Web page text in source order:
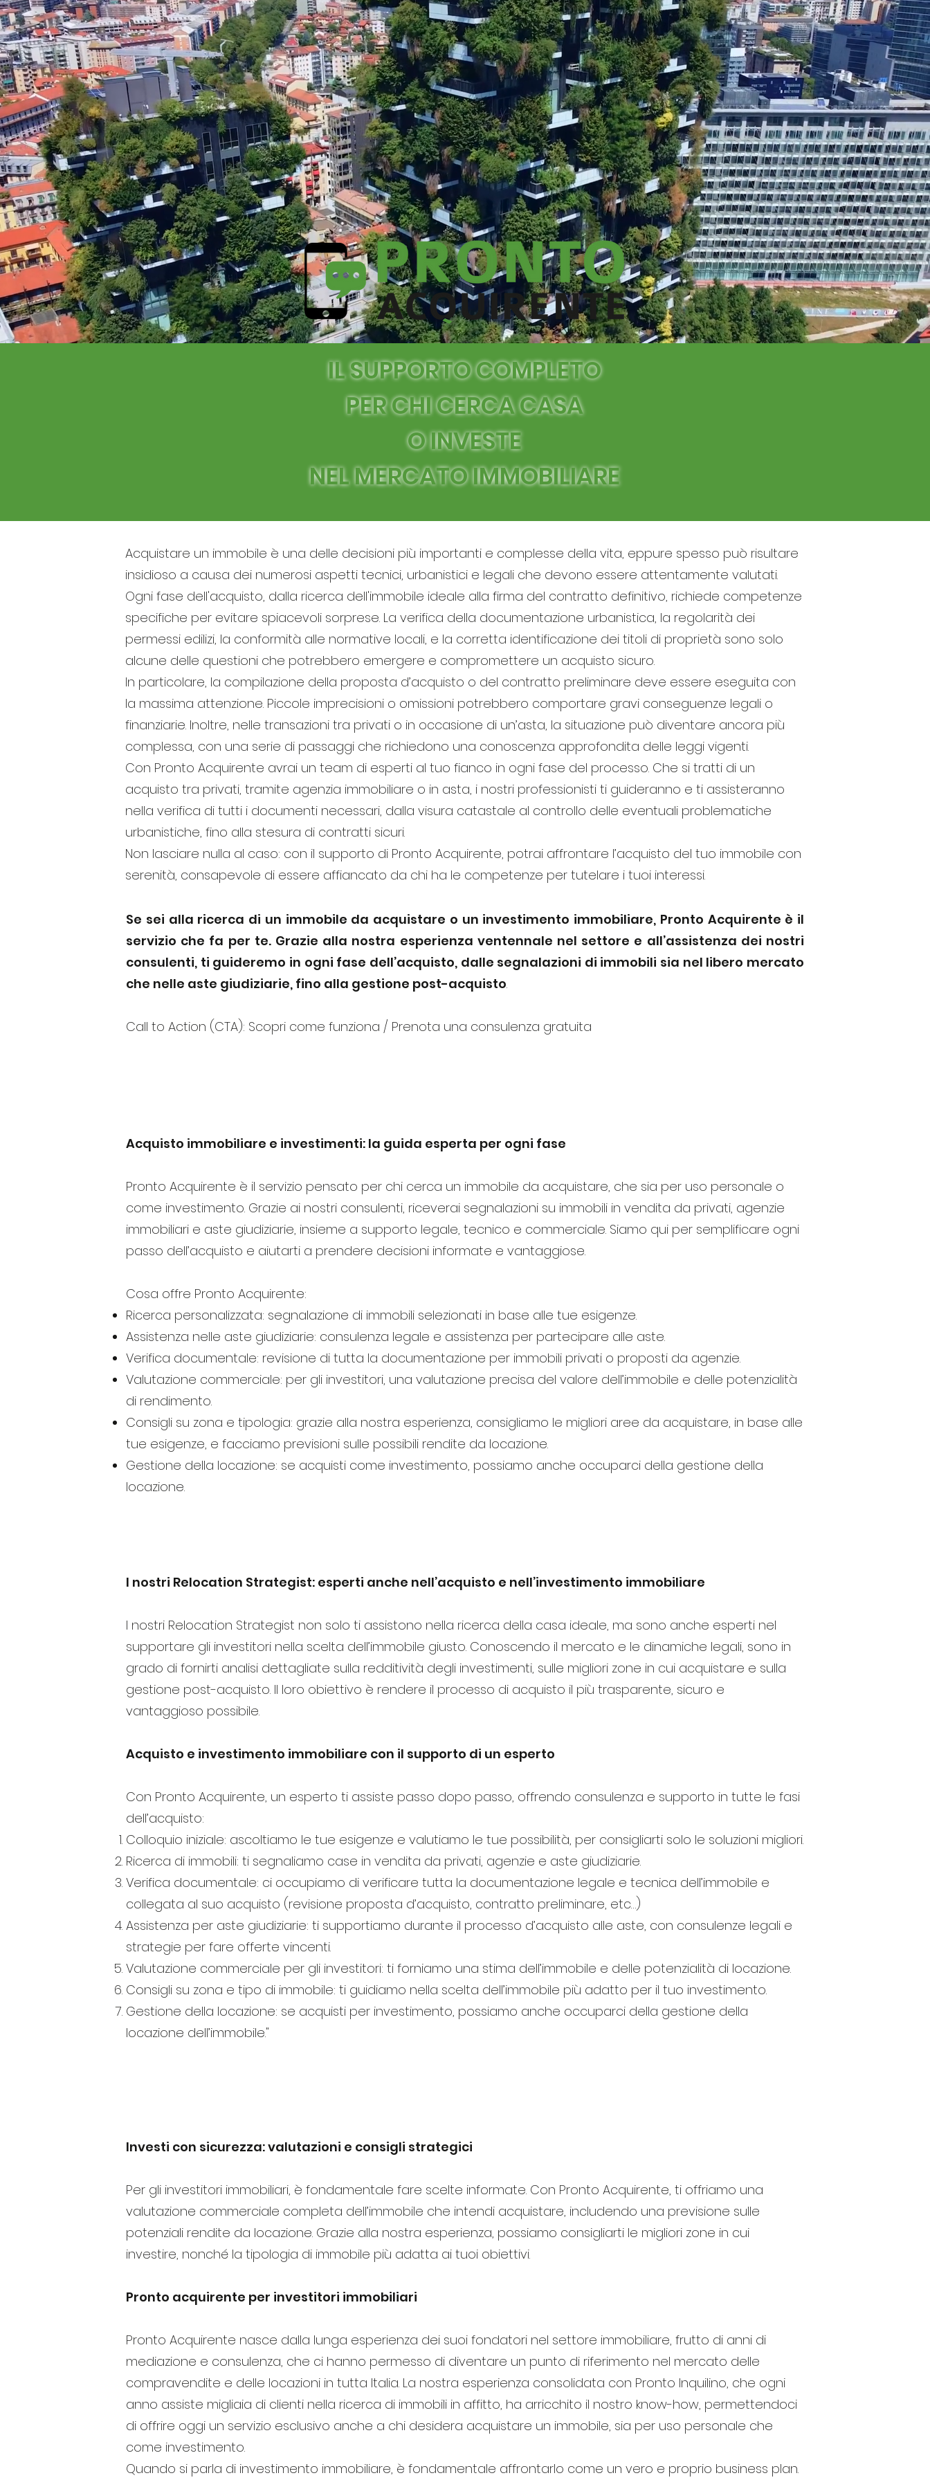
IL SUPPORTO COMPLETO
PER CHI CERCA CASA
O INVESTE
NEL MERCATO IMMOBILIARE
Acquistare un immobile è una delle decisioni più importanti e complesse della vita, eppure spesso può risultare
insidioso a causa dei numerosi aspetti tecnici, urbanistici e legali che devono essere attentamente valutati.
Ogni fase dell'acquisto, dalla ricerca dell'immobile ideale alla firma del contratto definitivo, richiede competenze
specifiche per evitare spiacevoli sorprese. La verifica della documentazione urbanistica, la regolarità dei
permessi edilizi, la conformità alle normative locali, e la corretta identificazione dei titoli di proprietà sono solo
alcune delle questioni che potrebbero emergere e compromettere un acquisto sicuro.
In particolare, la compilazione della proposta d’acquisto o del contratto preliminare deve essere eseguita con
la massima attenzione. Piccole imprecisioni o omissioni potrebbero comportare gravi conseguenze legali o
finanziarie. Inoltre, nelle transazioni tra privati o in occasione di un’asta, la situazione può diventare ancora più
complessa, con una serie di passaggi che richiedono una conoscenza approfondita delle leggi vigenti.
Con Pronto Acquirente avrai un team di esperti al tuo fianco in ogni fase del processo. Che si tratti di un
acquisto tra privati, tramite agenzia immobiliare o in asta, i nostri professionisti ti guideranno e ti assisteranno
nella verifica di tutti i documenti necessari, dalla visura catastale al controllo delle eventuali problematiche
urbanistiche, fino alla stesura di contratti sicuri.
Non lasciare nulla al caso: con il supporto di Pronto Acquirente, potrai affrontare l’acquisto del tuo immobile con
serenità, consapevole di essere affiancato da chi ha le competenze per tutelare i tuoi interessi.
Se sei alla ricerca di un immobile da acquistare o un investimento immobiliare, Pronto Acquirente è il
servizio che fa per te. Grazie alla nostra esperienza ventennale nel settore e all’assistenza dei nostri
consulenti, ti guideremo in ogni fase dell’acquisto, dalle segnalazioni di immobili sia nel libero mercato
che nelle aste giudiziarie, fino alla gestione post-acquisto.
Call to Action (CTA): Scopri come funziona / Prenota una consulenza gratuita
Acquisto immobiliare e investimenti: la guida esperta per ogni fase
Pronto Acquirente è il servizio pensato per chi cerca un immobile da acquistare, che sia per uso personale o
come investimento. Grazie ai nostri consulenti, riceverai segnalazioni su immobili in vendita da privati, agenzie
immobiliari e aste giudiziarie, insieme a supporto legale, tecnico e commerciale. Siamo qui per semplificare ogni
passo dell’acquisto e aiutarti a prendere decisioni informate e vantaggiose.
Cosa offre Pronto Acquirente:
Ricerca personalizzata: segnalazione di immobili selezionati in base alle tue esigenze.
Assistenza nelle aste giudiziarie: consulenza legale e assistenza per partecipare alle aste.
Verifica documentale: revisione di tutta la documentazione per immobili privati o proposti da agenzie.
Valutazione commerciale: per gli investitori, una valutazione precisa del valore dell’immobile e delle potenzialità
di rendimento.
Consigli su zona e tipologia: grazie alla nostra esperienza, consigliamo le migliori aree da acquistare, in base alle
tue esigenze, e facciamo previsioni sulle possibili rendite da locazione.
Gestione della locazione: se acquisti come investimento, possiamo anche occuparci della gestione della
locazione.
I nostri Relocation Strategist: esperti anche nell’acquisto e nell’investimento immobiliare
I nostri Relocation Strategist non solo ti assistono nella ricerca della casa ideale, ma sono anche esperti nel
supportare gli investitori nella scelta dell’immobile giusto. Conoscendo il mercato e le dinamiche legali, sono in
grado di fornirti analisi dettagliate sulla redditività degli investimenti, sulle migliori zone in cui acquistare e sulla
gestione post-acquisto. Il loro obiettivo è rendere il processo di acquisto il più trasparente, sicuro e
vantaggioso possibile.
Acquisto e investimento immobiliare con il supporto di un esperto
Con Pronto Acquirente, un esperto ti assiste passo dopo passo, offrendo consulenza e supporto in tutte le fasi
dell’acquisto:
Colloquio iniziale: ascoltiamo le tue esigenze e valutiamo le tue possibilità, per consigliarti solo le soluzioni migliori.
Ricerca di immobili: ti segnaliamo case in vendita da privati, agenzie e aste giudiziarie.
Verifica documentale: ci occupiamo di verificare tutta la documentazione legale e tecnica dell’immobile e
collegata al suo acquisto (revisione proposta d’acquisto, contratto preliminare, etc…)
Assistenza per aste giudiziarie: ti supportiamo durante il processo d’acquisto alle aste, con consulenze legali e
strategie per fare offerte vincenti.
Valutazione commerciale per gli investitori: ti forniamo una stima dell’immobile e delle potenzialità di locazione.
Consigli su zona e tipo di immobile: ti guidiamo nella scelta dell’immobile più adatto per il tuo investimento.
Gestione della locazione: se acquisti per investimento, possiamo anche occuparci della gestione della
locazione dell’immobile."
Investi con sicurezza: valutazioni e consigli strategici
Per gli investitori immobiliari, è fondamentale fare scelte informate. Con Pronto Acquirente, ti offriamo una
valutazione commerciale completa dell’immobile che intendi acquistare, includendo una previsione sulle
potenziali rendite da locazione. Grazie alla nostra esperienza, possiamo consigliarti le migliori zone in cui
investire, nonché la tipologia di immobile più adatta ai tuoi obiettivi.
Pronto acquirente per investitori immobiliari
Pronto Acquirente nasce dalla lunga esperienza dei suoi fondatori nel settore immobiliare, frutto di anni di
mediazione e consulenza, che ci hanno permesso di diventare un punto di riferimento nel mercato delle
compravendite e delle locazioni in tutta Italia. La nostra esperienza consolidata con Pronto Inquilino, che ogni
anno assiste migliaia di clienti nella ricerca di immobili in affitto, ha arricchito il nostro know-how, permettendoci
di offrire oggi un servizio esclusivo anche a chi desidera acquistare un immobile, sia per uso personale che
come investimento.
Quando si parla di investimento immobiliare, è fondamentale affrontarlo come un vero e proprio business plan.